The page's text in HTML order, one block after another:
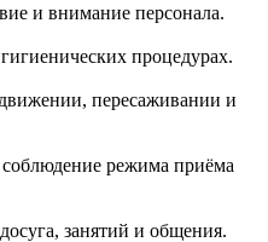
и внимание персонала.
процедурах.
пересаживании и
режима приёма
занятий и общения.